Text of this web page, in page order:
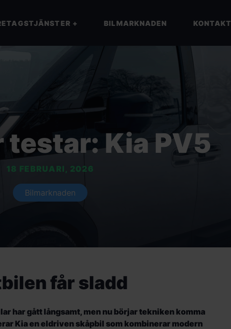
+ BILMARKNADEN KONTAKT
Kia PV5
18 FEBRUARI, 2026
Bilmarknaden
får sladd
har gått långsamt, men nu börjar tekniken komma
Kia en eldriven skåpbil som kombinerar modern